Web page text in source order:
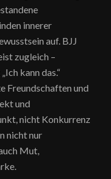
innerer
auf. BJJ
zugleich –
kann das.“
Freundschaften und
und
nicht Konkurrenz
nicht nur
Mut,